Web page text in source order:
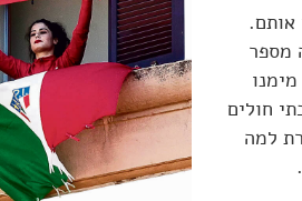
אותם.
מספר
בתי חולים
למה